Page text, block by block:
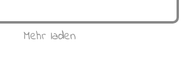
Mehr laden